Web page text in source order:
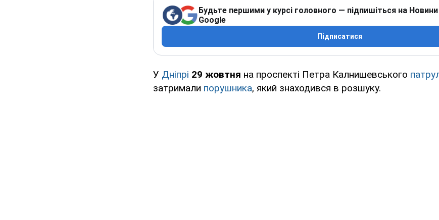
Будьте першими у курсі головного — підпишіться на Новини
Google
Підписатися
У Дніпрі 29 жовтня на проспекті Петра Калнишевського
затримали порушника, який знаходився в розшуку.